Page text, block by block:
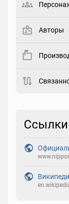
Рейтинг
Реакция
Авторы
Ссылки